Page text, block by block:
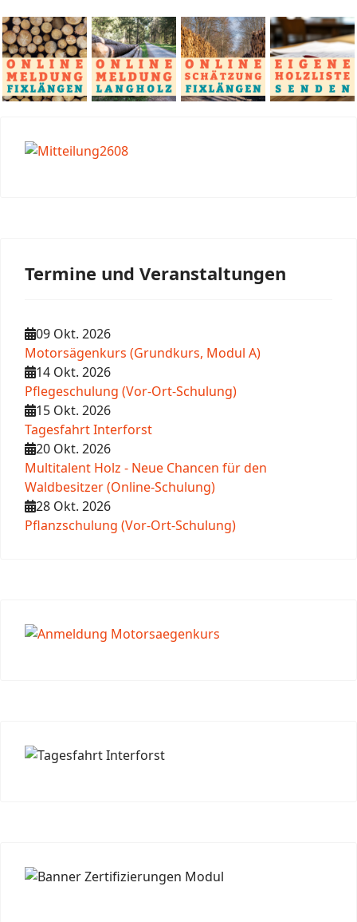
Termine und Veranstaltungen
09 Okt. 2026
Motorsägenkurs (Grundkurs, Modul A)
14 Okt. 2026
Pflegeschulung (Vor-Ort-Schulung)
15 Okt. 2026
Tagesfahrt Interforst
20 Okt. 2026
Multitalent Holz - Neue Chancen für den
Waldbesitzer (Online-Schulung)
28 Okt. 2026
Pflanzschulung (Vor-Ort-Schulung)